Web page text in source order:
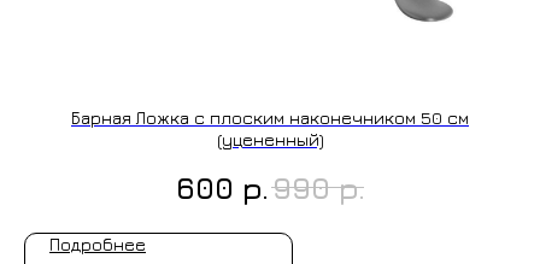
Барная Ложка с плоским наконечником 50 см
(уцененный)
600 р.990 р.
Подробнее